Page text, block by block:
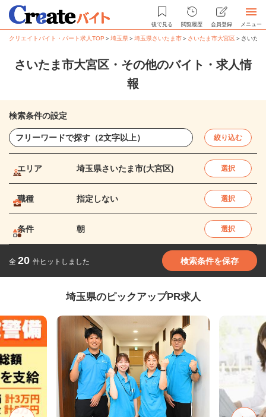
後で見る 閲覧履歴 会員登録 メニュー
クリエイトバイト・パート求人TOP ＞埼玉県＞埼玉県さいたま市＞ さいたま市大宮区＞ さいた
さいたま市大宮区・その他のバイト・求人情
報
検索条件の設定
絞り込む
エリア 埼玉県さいたま市(大宮区) 選択
職種 指定しない 選択
条件 朝 選択
全 20 件ヒットしました 検索条件を保存
埼玉県のピックアップPR求人